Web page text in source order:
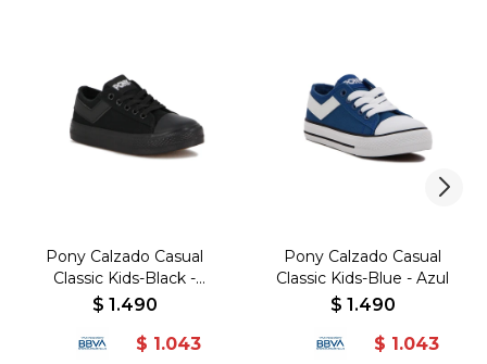
Pony Calzado Casual
Classic Kids-Black -
Negro-Negro
$ 1.490
$ 1.043
Pony Calzado Casual
Classic Kids-Blue - Azul
$ 1.490
$ 1.043